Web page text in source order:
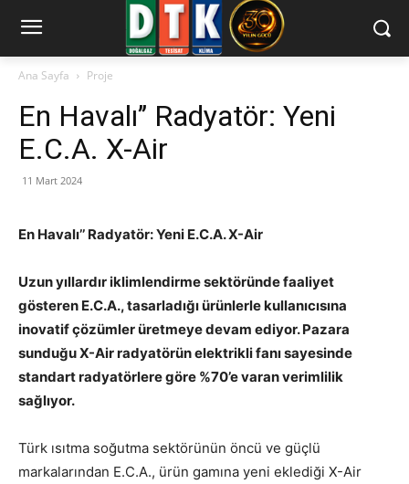
Ana Sayfa Proje
En Havalı’’ Radyatör: Yeni
E.C.A. X-Air
11 Mart 2024
En Havalı’’ Radyatör: Yeni E.C.A. X-Air
Uzun yıllardır iklimlendirme sektöründe faaliyet
gösteren E.C.A., tasarladığı ürünlerle kullanıcısına
inovatif çözümler üretmeye devam ediyor. Pazara
sunduğu X-Air radyatörün elektrikli fanı sayesinde
standart radyatörlere göre %70’e varan verimlilik
sağlıyor.
Türk ısıtma soğutma sektörünün öncü ve güçlü
markalarından E.C.A., ürün gamına yeni eklediği X-Air